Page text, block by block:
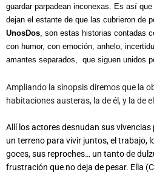
guardar parpadean inconexas. Es así
dejan el estante de que las cubrieron de
UnosDos , son estas historias contadas
con humor, con emoción, anhelo,
amantes separados, que siguen unidos
Ampliando la sinopsis diremos que la
habitaciones austeras, la de él, y la de
Allí los actores desnudan sus
un terreno para vivir juntos, el trabajo,
goces, sus reproches… un tanto de
frustración que no deja de pesar. Ella (C